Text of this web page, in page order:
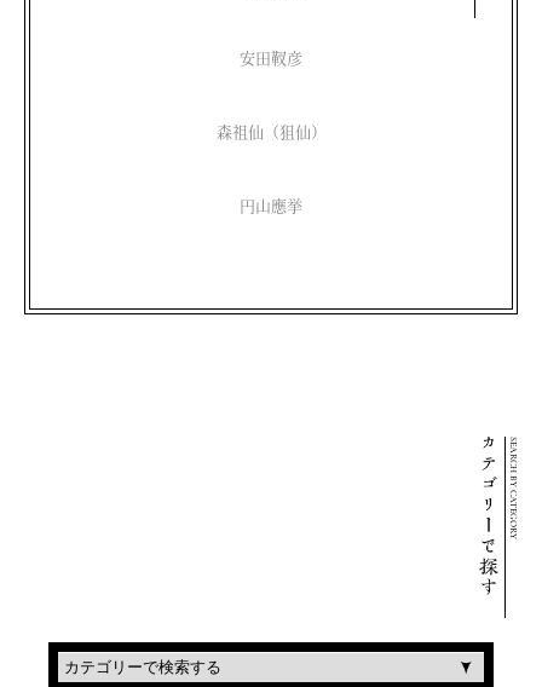
安田靫彦
森祖仙（狙仙）
円山應挙
平山郁夫
SEARCH BY CATEGORY